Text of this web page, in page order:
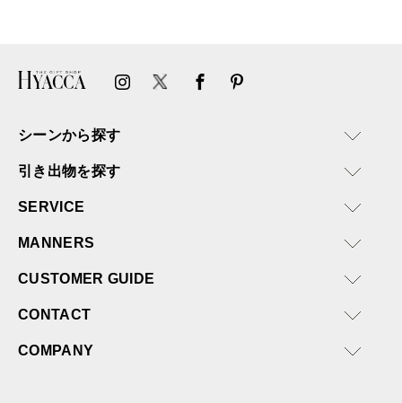
シーンから探す
引き出物を探す
SERVICE
MANNERS
CUSTOMER GUIDE
CONTACT
COMPANY